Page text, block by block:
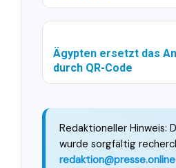
Ägypten ersetzt das
durch QR-Code
Redaktioneller Hinweis:
wurde sorgfältig
redaktion@presse.online